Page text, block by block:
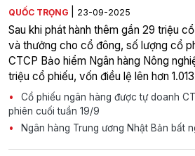
QUỐC TRỌNG 23-09-2025
Sau khi phát hành thêm gần 29 triệu
và thưởng cho cổ đông, số lượng cổ
CTCP Bảo hiểm Ngân hàng Nông
triệu cổ phiếu, vốn điều lệ lên hơn
Cổ phiếu ngân hàng được tự doanh
phiên cuối tuần 19/9
Ngân hàng Trung ương Nhật Bản bất